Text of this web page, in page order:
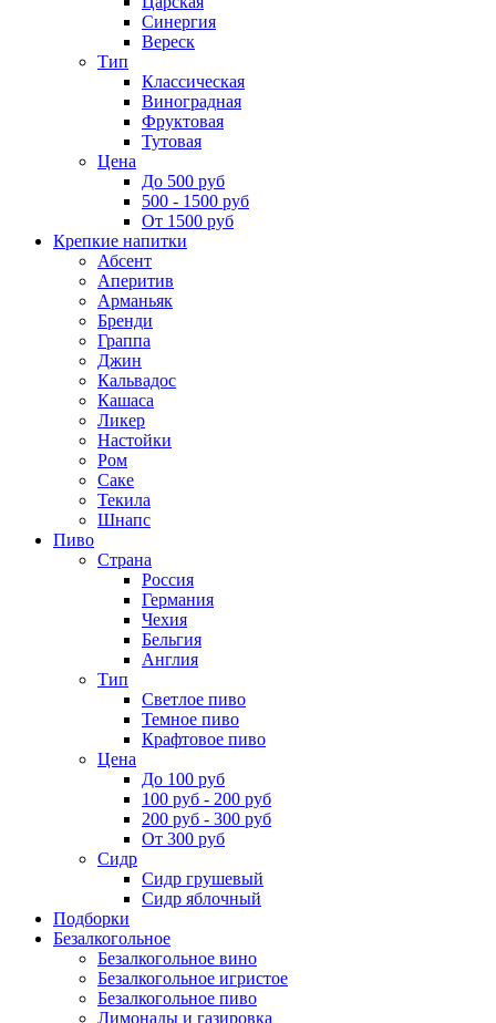
Синергия
Вереск
Тип
Классическая
Виноградная
Фруктовая
Тутовая
Цена
До 500 руб
500 - 1500 руб
От 1500 руб
Крепкие напитки
Абсент
Аперитив
Арманьяк
Бренди
Граппа
Джин
Кальвадос
Кашаса
Ликер
Настойки
Ром
Саке
Текила
Шнапс
Пиво
Страна
Россия
Германия
Чехия
Бельгия
Англия
Тип
Светлое пиво
Темное пиво
Крафтовое пиво
Цена
До 100 руб
100 руб - 200 руб
200 руб - 300 руб
От 300 руб
Сидр
Сидр грушевый
Сидр яблочный
Подборки
Безалкогольное
Безалкогольное вино
Безалкогольное игристое
Безалкогольное пиво
Лимонады и газировка